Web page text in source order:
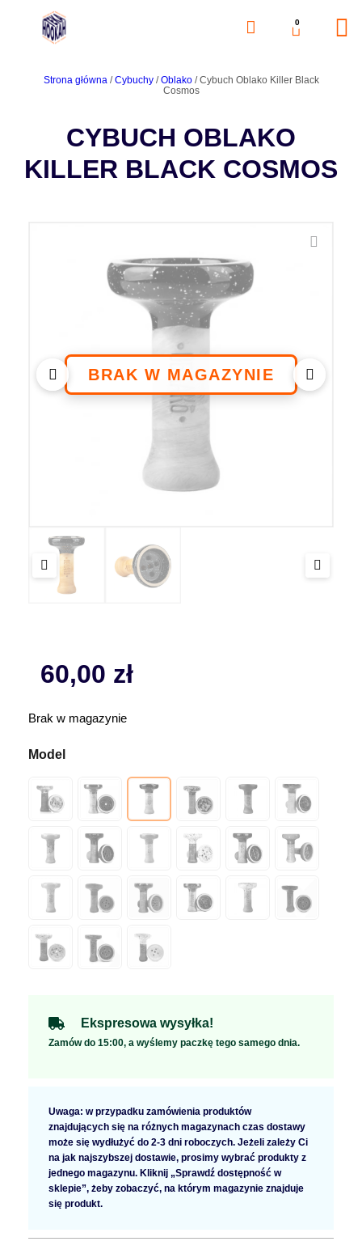
0
Strona główna/Cybuchy/Oblako/ Cybuch Oblako Killer Black
Cosmos
CYBUCH OBLAKO
KILLER BLACK COSMOS
60,00 zł
Brak w magazynie
Ekspresowa wysyłka!
Zamów do 15:00, a wyślemy paczkę tego samego dnia.
Uwaga: w przypadku zamówienia produktów
znajdujących się na różnych magazynach czas dostawy
może się wydłużyć do 2-3 dni roboczych. Jeżeli zależy Ci
na jak najszybszej dostawie, prosimy wybrać produkty z
jednego magazynu. Kliknij „Sprawdź dostępność w
sklepie”, żeby zobaczyć, na którym magazynie znajduje
się produkt.